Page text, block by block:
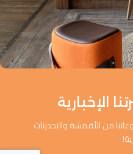
الإخبارية
من الأقمشة والتحديثات